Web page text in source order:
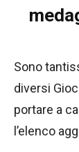
Sono
diversi
portare a
l’elenco